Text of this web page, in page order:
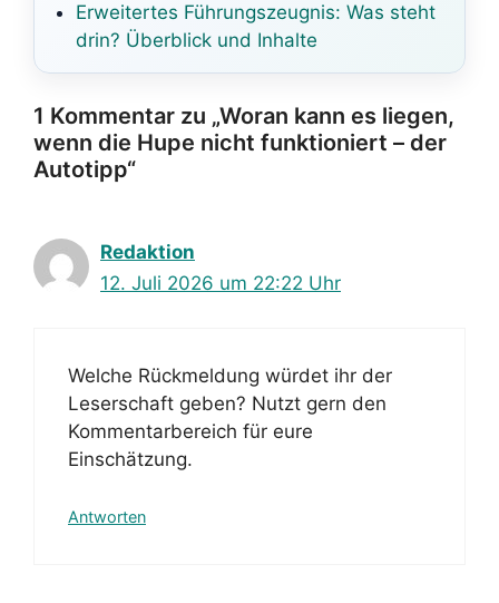
Erweitertes Führungszeugnis: Was steht
drin? Überblick und Inhalte
1 Kommentar zu „Woran kann es liegen,
wenn die Hupe nicht funktioniert – der
Autotipp“
Redaktion
12. Juli 2026 um 22:22 Uhr
Welche Rückmeldung würdet ihr der
Leserschaft geben? Nutzt gern den
Kommentarbereich für eure
Einschätzung.
Antworten